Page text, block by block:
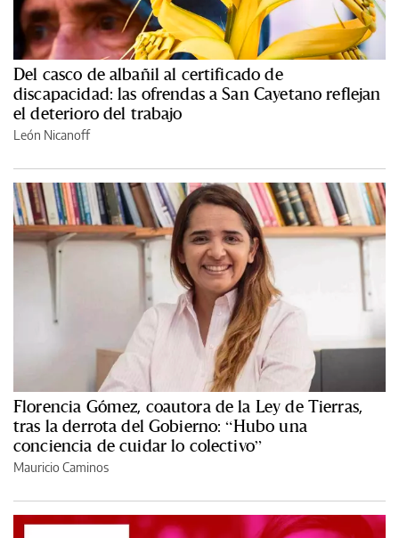
Del casco de albañil al certificado de
discapacidad: las ofrendas a San Cayetano reflejan
el deterioro del trabajo
León Nicanoff
Florencia Gómez, coautora de la Ley de Tierras,
tras la derrota del Gobierno: “Hubo una
conciencia de cuidar lo colectivo”
Mauricio Caminos